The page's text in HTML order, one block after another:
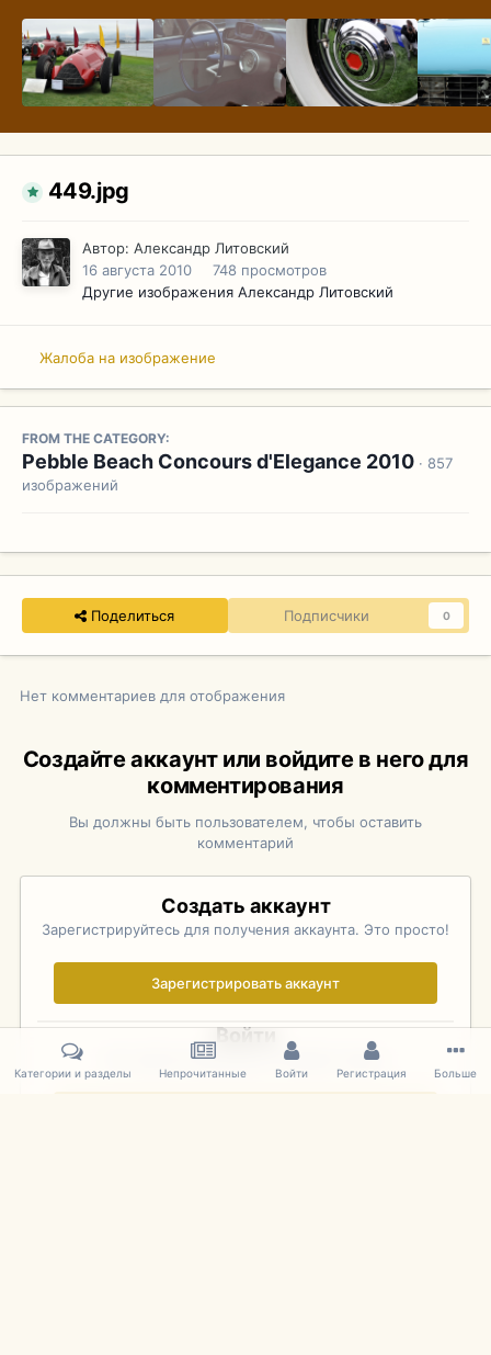
449.jpg
Автор: Александр Литовский
16 августа 2010
748 просмотров
Другие изображения Александр Литовский
Жалоба на изображение
FROM THE CATEGORY:
Pebble Beach Concours d'Elegance 2010 · 857
изображений
Поделиться Подписчики 0
Нет комментариев для отображения
Создайте аккаунт или войдите в него для
комментирования
Вы должны быть пользователем, чтобы оставить
комментарий
Создать аккаунт
Зарегистрируйтесь для получения аккаунта. Это просто!
Зарегистрировать аккаунт
Войти
Уже зарегистрированы? Войдите здесь.
Категории и разделы Непрочитанные Войти Регистрация Больше